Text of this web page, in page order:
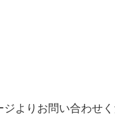
よりお問い合わせ